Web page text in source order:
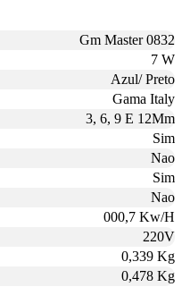
Gm Master 0832
7 W
Azul/ Preto
Gama Italy
3, 6, 9 E 12Mm
Sim
Nao
Sim
Nao
000,7 Kw/H
220V
0,339 Kg
0,478 Kg